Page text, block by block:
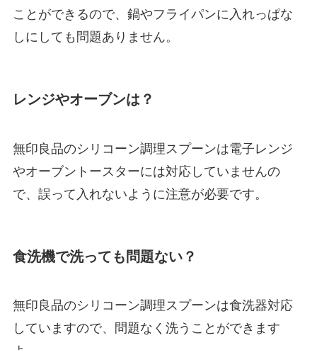
ことができるので、鍋やフライパンに入れっぱな
しにしても問題ありません。
レンジやオーブンは？
無印良品のシリコーン調理スプーンは電子レンジ
やオーブントースターには対応していませんの
で、誤って入れないように注意が必要です。
食洗機で洗っても問題ない？
無印良品のシリコーン調理スプーンは食洗器対応
していますので、問題なく洗うことができます